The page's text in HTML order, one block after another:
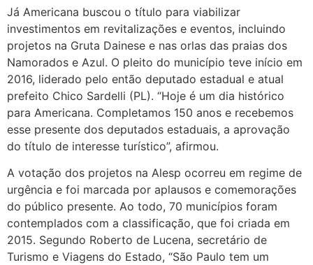
Já Americana buscou o título para viabilizar
investimentos em revitalizações e eventos, incluindo
projetos na Gruta Dainese e nas orlas das praias dos
Namorados e Azul. O pleito do município teve início em
2016, liderado pelo então deputado estadual e atual
prefeito Chico Sardelli (PL). “Hoje é um dia histórico
para Americana. Completamos 150 anos e recebemos
esse presente dos deputados estaduais, a aprovação
do título de interesse turístico”, afirmou.
A votação dos projetos na Alesp ocorreu em regime de
urgência e foi marcada por aplausos e comemorações
do público presente. Ao todo, 70 municípios foram
contemplados com a classificação, que foi criada em
2015. Segundo Roberto de Lucena, secretário de
Turismo e Viagens do Estado, “São Paulo tem um